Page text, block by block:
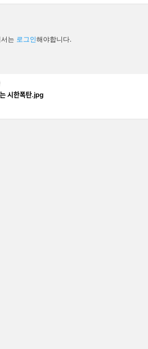
는 로그인해야합니다.
시한폭탄.jpg